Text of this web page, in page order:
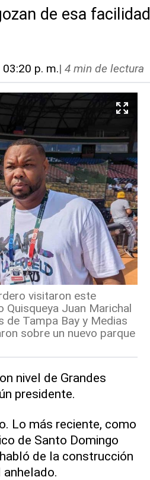
de esa
p. m.| 4 min de lectura
visitaron este
Juan Marichal
de Tampa Bay y Medias
sobre un nuevo parque
nivel de Grandes
presidente.
Lo más reciente, como
de Santo Domingo
de la construcción
anhelado.